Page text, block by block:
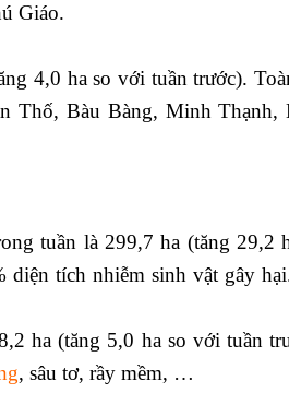
Giáo.
4,0 ha so với tuần trước).
Thố, Bàu Bàng, Minh Thạnh,
tuần là 299,7 ha (tăng 29,2
tích nhiễm sinh vật gây
ha (tăng 5,0 ha so với tuần
, sâu tơ, rầy mềm, …